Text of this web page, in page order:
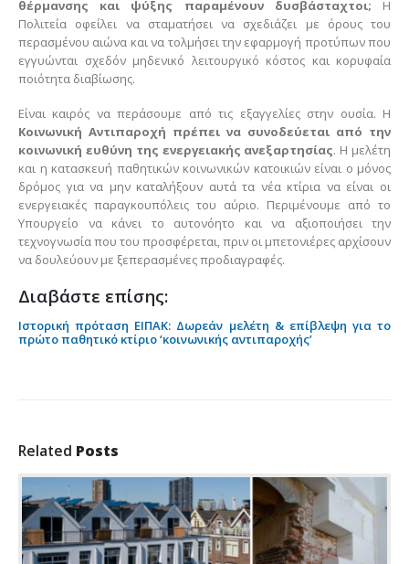
θέρμανσης και ψύξης παραμένουν δυσβάσταχτοι; Η
Πολιτεία οφείλει να σταματήσει να σχεδιάζει με όρους του
περασμένου αιώνα και να τολμήσει την εφαρμογή προτύπων που
εγγυώνται σχεδόν μηδενικό λειτουργικό κόστος και κορυφαία
ποιότητα διαβίωσης.
Είναι καιρός να περάσουμε από τις εξαγγελίες στην ουσία. Η
Κοινωνική Αντιπαροχή πρέπει να συνοδεύεται από την
κοινωνική ευθύνη της ενεργειακής ανεξαρτησίας. Η μελέτη
και η κατασκευή παθητικών κοινωνικών κατοικιών είναι ο μόνος
δρόμος για να μην καταλήξουν αυτά τα νέα κτίρια να είναι οι
ενεργειακές παραγκουπόλεις του αύριο. Περιμένουμε από το
Υπουργείο να κάνει το αυτονόητο και να αξιοποιήσει την
τεχνογνωσία που του προσφέρεται, πριν οι μπετονιέρες αρχίσουν
να δουλεύουν με ξεπερασμένες προδιαγραφές.
Διαβάστε επίσης:
Ιστορική πρόταση ΕΙΠΑΚ: Δωρεάν μελέτη & επίβλεψη για το
πρώτο παθητικό κτίριο ‘κοινωνικής αντιπαροχής’
Related Posts